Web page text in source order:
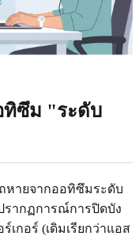
ทิซึม "ระดับ
หายจากออทิซึมระดับ
รากฏการณ์การปิดบัง
กอร์ (เดิมเรียกว่าแอส